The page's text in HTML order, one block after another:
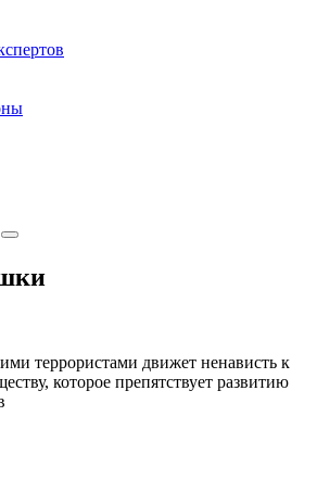
террористами движет ненависть к
которое препятствует развитию